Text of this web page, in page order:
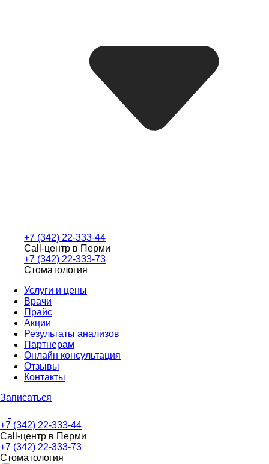
+7 (342) 22-333-44
Call-центр в Перми
+7 (342) 22-333-73
Стоматология
Услуги и цены
Врачи
Прайс
Акции
Результаты анализов
Партнерам
Онлайн консультация
Отзывы
Контакты
Записаться
+7 (342) 22-333-44
Call-центр в Перми
+7 (342) 22-333-73
Стоматология